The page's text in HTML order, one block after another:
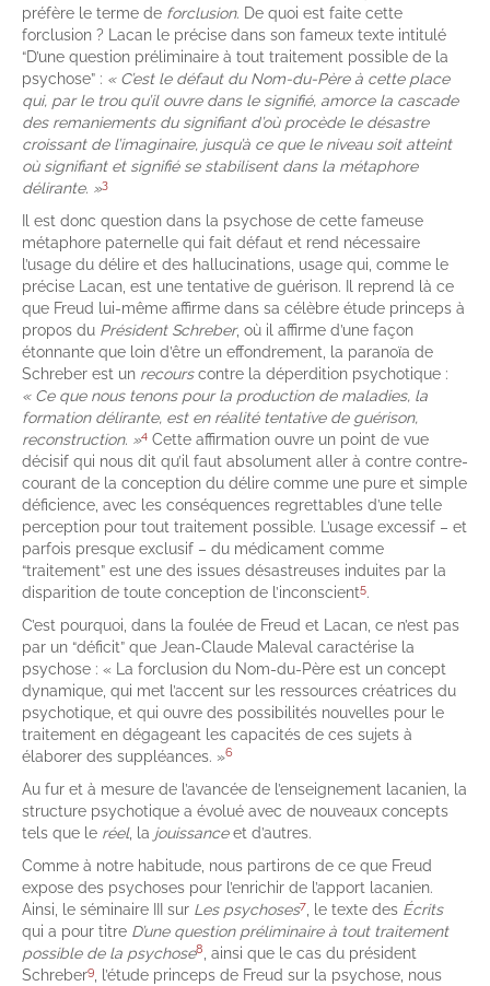
préfère le terme de forclusion. De quoi est faite cette
forclusion ? Lacan le précise dans son fameux texte intitulé
“D’une question préliminaire à tout traitement possible de la
psychose” : « C’est le défaut du Nom-du-Père à cette place
qui, par le trou qu’il ouvre dans le signifié, amorce la cascade
des remaniements du signifiant d’où procède le désastre
croissant de l’imaginaire, jusqu’à ce que le niveau soit atteint
où signifiant et signifié se stabilisent dans la métaphore
délirante. »3
Il est donc question dans la psychose de cette fameuse
métaphore paternelle qui fait défaut et rend nécessaire
l’usage du délire et des hallucinations, usage qui, comme le
précise Lacan, est une tentative de guérison. Il reprend là ce
que Freud lui-même affirme dans sa célèbre étude princeps à
propos du Président Schreber, où il affirme d’une façon
étonnante que loin d’être un effondrement, la paranoïa de
Schreber est un recourscontre la déperdition psychotique :
« Ce que nous tenons pour la production de maladies, la
formation délirante, est en réalité tentative de guérison,
reconstruction. »4 Cette affirmation ouvre un point de vue
décisif qui nous dit qu’il faut absolument aller à contre contre-
courant de la conception du délire comme une pure et simple
déficience, avec les conséquences regrettables d’une telle
perception pour tout traitement possible. L’usage excessif – et
parfois presque exclusif – du médicament comme
“traitement” est une des issues désastreuses induites par la
disparition de toute conception de l’inconscient5.
C’est pourquoi, dans la foulée de Freud et Lacan, ce n’est pas
par un “déficit” que Jean-Claude Maleval caractérise la
psychose : « La forclusion du Nom-du-Père est un concept
dynamique, qui met l’accent sur les ressources créatrices du
psychotique, et qui ouvre des possibilités nouvelles pour le
traitement en dégageant les capacités de ces sujets à
élaborer des suppléances. »6
Au fur et à mesure de l’avancée de l’enseignement lacanien, la
structure psychotique a évolué avec de nouveaux concepts
tels que le réel, la jouissanceet d’autres.
Comme à notre habitude, nous partirons de ce que Freud
expose des psychoses pour l’enrichir de l’apport lacanien.
Ainsi, le séminaire III sur Les psychoses7 , le texte des Écrits
qui a pour titre D’une question préliminaire à tout traitement
possible de la psychose8
, ainsi que le cas du président
Schreber9
, l’étude princeps de Freud sur la psychose, nous